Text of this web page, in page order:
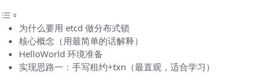
为什么要用 etcd 做分布式锁
核心概念（用最简单的话解释）
HelloWorld 环境准备
实现思路一：手写租约+txn（最直观，适合学习）